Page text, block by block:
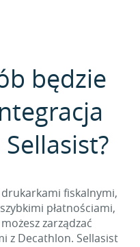
będzie
fiskalnymi,
płatnościami,
zarządzać
z Decathlon. Sellasist